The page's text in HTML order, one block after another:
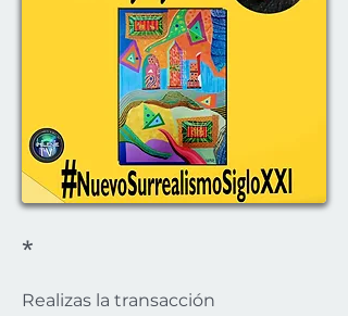
*
Realizas la transacción